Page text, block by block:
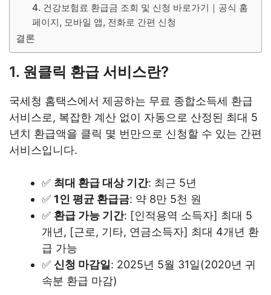
4. 건강보험료 환급금 조회 및 신청 바로가기｜공식 홈
페이지, 모바일 앱, 전화로 간편 신청
결론
1. 원클릭 환급 서비스란?
국세청 홈택스에서 제공하는 무료 종합소득세 환급
서비스로, 복잡한 계산 없이 자동으로 산정된 최대 5
년치 환급액을 클릭 몇 번만으로 신청할 수 있는 간편
서비스입니다.
✅ 최대 환급 대상 기간: 최근 5년
✅ 1인 평균 환급금: 약 8만 5천 원
✅ 환급 가능 기간: [인적용역 소득자] 최대 5
개년, [근로, 기타, 연금소득자] 최대 4개년 환
급 가능
✅ 신청 마감일 : 2025년 5월 31일(2020년 귀
속분 환급 마감)